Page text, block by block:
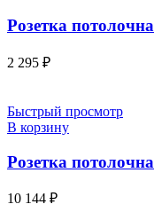
Розетка
2 295 ₽
Быстрый просмотр
В корзину
Розетка
10 144 ₽